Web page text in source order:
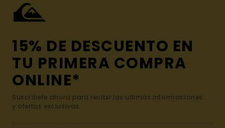
15% DE DESCUENTO EN
TU PRIMERA COMPRA
ONLINE*
Suscríbete ahora para recibir las ultimas informaciones
y ofertas exclusivas.